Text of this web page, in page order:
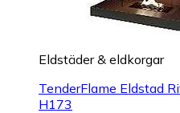
Eldstäder & eldkorgar
TenderFlame Eldstad
H173